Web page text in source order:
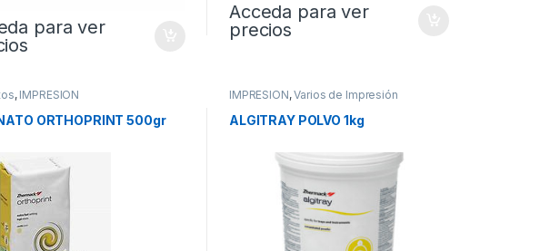
para ver
Acceda para ver
precios
, IMPRESION
ORTHOPRINT 500gr
IMPRESION,Varios de Impresión
ALGITRAY POLVO 1kg